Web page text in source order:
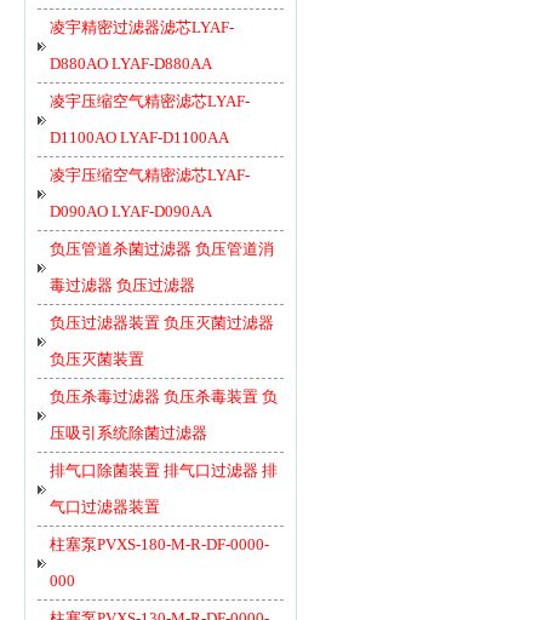
凌宇精密过滤器滤芯LYAF-
D880AO LYAF-D880AA
凌宇压缩空气精密滤芯LYAF-
D1100AO LYAF-D1100AA
凌宇压缩空气精密滤芯LYAF-
D090AO LYAF-D090AA
负压管道杀菌过滤器 负压管道消
毒过滤器 负压过滤器
负压过滤器装置 负压灭菌过滤器
负压灭菌装置
负压杀毒过滤器 负压杀毒装置 负
压吸引系统除菌过滤器
排气口除菌装置 排气口过滤器 排
气口过滤器装置
柱塞泵PVXS-180-M-R-DF-0000-
000